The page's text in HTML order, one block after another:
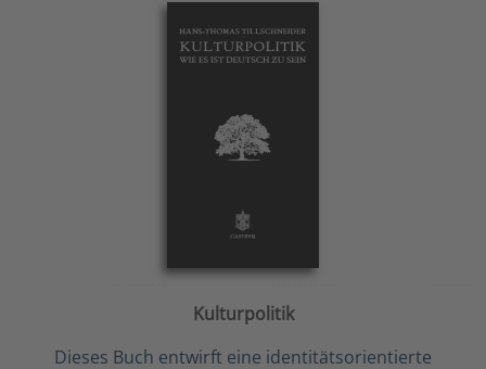
Kulturpolitik
Dieses Buch entwirft eine identitätsorientierte